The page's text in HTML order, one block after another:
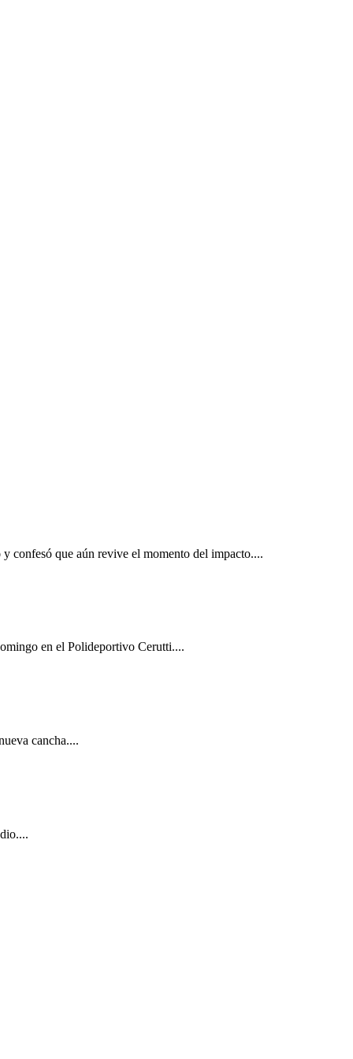
confesó que aún revive el momento del impacto....
en el Polideportivo Cerutti....
cancha....